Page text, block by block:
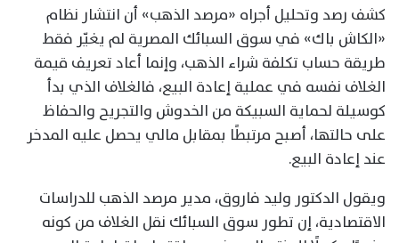
كشف رصد وتحليل أجراه «مرصد الذهب» أن انتشار نظام
«الكاش باك» في سوق السبائك المصرية لم يغيّر فقط
طريقة حساب تكلفة شراء الذهب، وإنما أعاد تعريف قيمة
الغلاف نفسه في عملية إعادة البيع، فالغلاف الذي بدأ
كوسيلة لحماية السبيكة من الخدوش والتجريح والحفاظ
على حالتها، أصبح مرتبطًا بمقابل مالي يحصل عليه المدخر
عند إعادة البيع.
ويقول الدكتور وليد فاروق، مدير مرصد الذهب للدراسات
الاقتصادية، إن تطور سوق السبائك نقل الغلاف من كونه